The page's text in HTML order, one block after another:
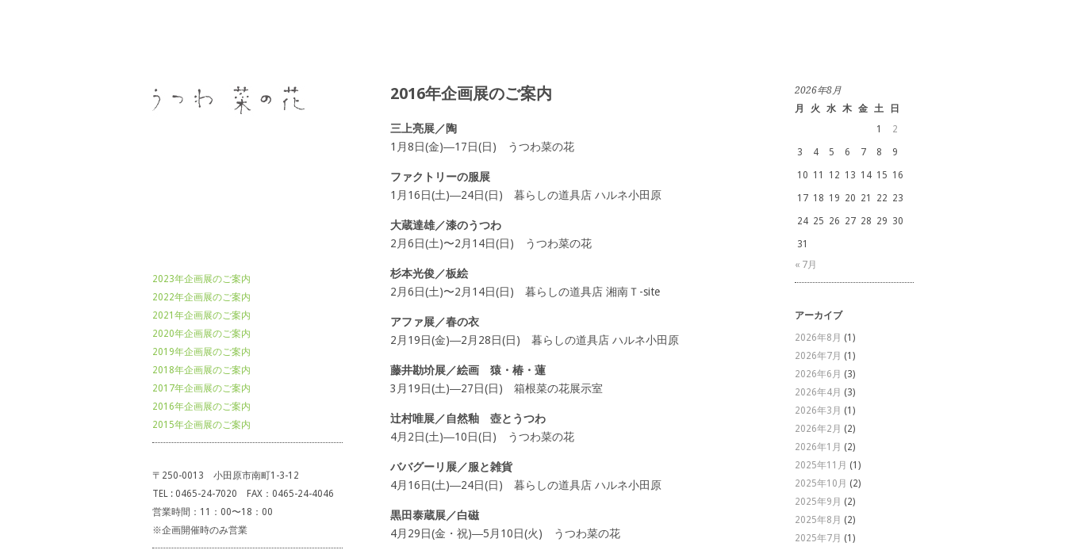
2023年企画展のご案内
2022年企画展のご案内
2021年企画展のご案内
2020年企画展のご案内
2019年企画展のご案内
2018年企画展のご案内
2017年企画展のご案内
2016年企画展のご案内
2015年企画展のご案内
〒250-0013 小田原市南町1-3-12
TEL : 0465-24-7020 FAX：0465-24-4046
営業時間：11：00〜18：00
※企画開催時のみ営業
2016年企画展のご案内
三上亮展／陶
1月8日(金)―17日(日) うつわ菜の花
ファクトリーの服展
1月16日(土)―24日(日) 暮らしの道具店 ハルネ小田原
大蔵達雄／漆のうつわ
2月6日(土)〜2月14日(日) うつわ菜の花
杉本光俊／板絵
2月6日(土)〜2月14日(日) 暮らしの道具店 湘南Ｔ-site
アファ展／春の衣
2月19日(金)―2月28日(日) 暮らしの道具店 ハルネ小田原
藤井勘圿展／絵画 猿・椿・蓮
3月19日(土)―27日(日) 箱根菜の花展示室
辻村唯展／自然釉 壺とうつわ
4月2日(土)―10日(日) うつわ菜の花
ババグーリ展／服と雑貨
4月16日(土)―24日(日) 暮らしの道具店 ハルネ小田原
黒田泰蔵展／白磁
4月29日(金・祝)―5月10日(火) うつわ菜の花
2026年8月
月
火 水 木 金 土
日
1
2
3 4 5 6 7 8 9
10 11 12 13 14 15 16
17 18 19 20 21 22 23
24 25 26 27 28 29 30
31
« 7月
アーカイブ
2026年8月 (1)
2026年7月 (1)
2026年6月 (3)
2026年4月 (3)
2026年3月 (1)
2026年2月 (2)
2026年1月 (2)
2025年11月 (1)
2025年10月 (2)
2025年9月 (2)
2025年8月 (2)
2025年7月 (1)